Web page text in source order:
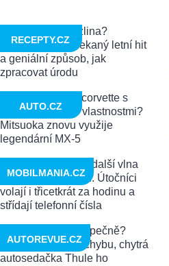
RECEPTY.CZ
AUTO.CZ
MOBILMANIA.CZ
AUTOREVUE.CZ